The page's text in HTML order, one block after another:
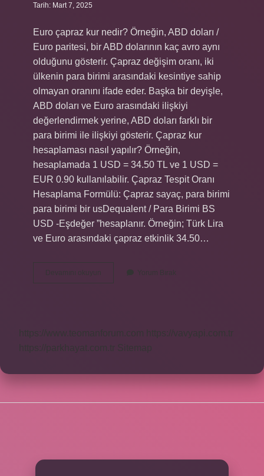
Tarih: Mart 7, 2025
Euro çapraz kur nedir? Örneğin, ABD doları /
Euro paritesi, bir ABD dolarının kaç avro aynı
olduğunu gösterir. Çapraz değişim oranı, iki
ülkenin para birimi arasındaki kesintiye sahip
olmayan oranını ifade eder. Başka bir deyişle,
ABD doları ve Euro arasındaki ilişkiyi
değerlendirmek yerine, ABD doları farklı bir
para birimi ile ilişkiyi gösterir. Çapraz kur
hesaplaması nasıl yapılır? Örneğin,
hesaplamada 1 USD = 34.50 TL ve 1 USD =
EUR 0.90 kullanılabilir. Çapraz Tespit Oranı
Hesaplama Formülü: Çapraz sayaç, para birimi
para birimi bir usDequalent / Para Birimi BS
USD -Eşdeğer ”hesaplanır. Örneğin; Türk Lira
ve Euro arasındaki çapraz etkinlik 34.50…
Devamını okuyun
Büyükşehir
Yorum Bırak
https://www.teomanforum.com
https://vavyapi.com.tr
https://parkhayat.com.tr
Sitemap